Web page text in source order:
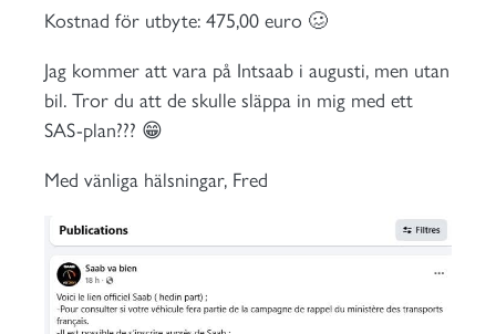
Kostnad för utbyte: 475,00 euro 🥴
Jag kommer att vara på Intsaab i augusti, men utan
bil. Tror du att de skulle släppa in mig med ett
SAS-plan??? 😁
Med vänliga hälsningar, Fred